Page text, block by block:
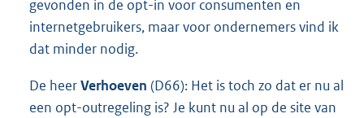
gevonden in de opt-in voor consumenten en
internetgebruikers, maar voor ondernemers vind ik
dat minder nodig.
De heerVerhoeven (D66): Het is toch zo dat er nu al
een opt-outregeling is? Je kunt nu al op de site van